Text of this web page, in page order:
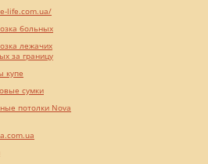
life.com.ua/
больных
лежачих
за границу
купе
сумки
потолки Nova